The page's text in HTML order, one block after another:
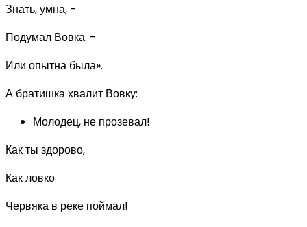
Знать, умна, -
Подумал Вовка. -
Или опытна была».
А братишка хвалит Вовку:
Молодец, не прозевал!
Как ты здорово,
Как ловко
Червяка в реке поймал!